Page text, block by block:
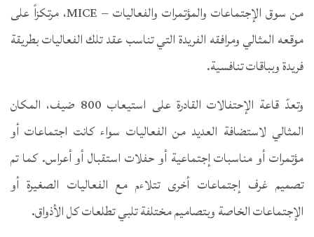
من سوق الإجتماعات والمؤتمرات والفعاليات – MICE، مرتكزاً على
موقعه المثالي ومرافقه الفريدة التي تناسب عقد تلك الفعاليات بطريقة
فريدة وبباقات تنافسية.
وتعدّ قاعة الإحتفالات القادرة على استيعاب 800 ضيف، المكان
المثالي لاستضافة العديد من الفعاليات سواء كانت اجتماعات أو
مؤتمرات أو مناسبات إجتماعية أو حفلات استقبال أو أعراس. كما تم
تصميم غرف إجتماعات أخرى تتلاءم مع الفعاليات الصغيرة أو
الإجتماعات الخاصة وبتصاميم مختلفة تلبي تطلعات كل الأذواق.